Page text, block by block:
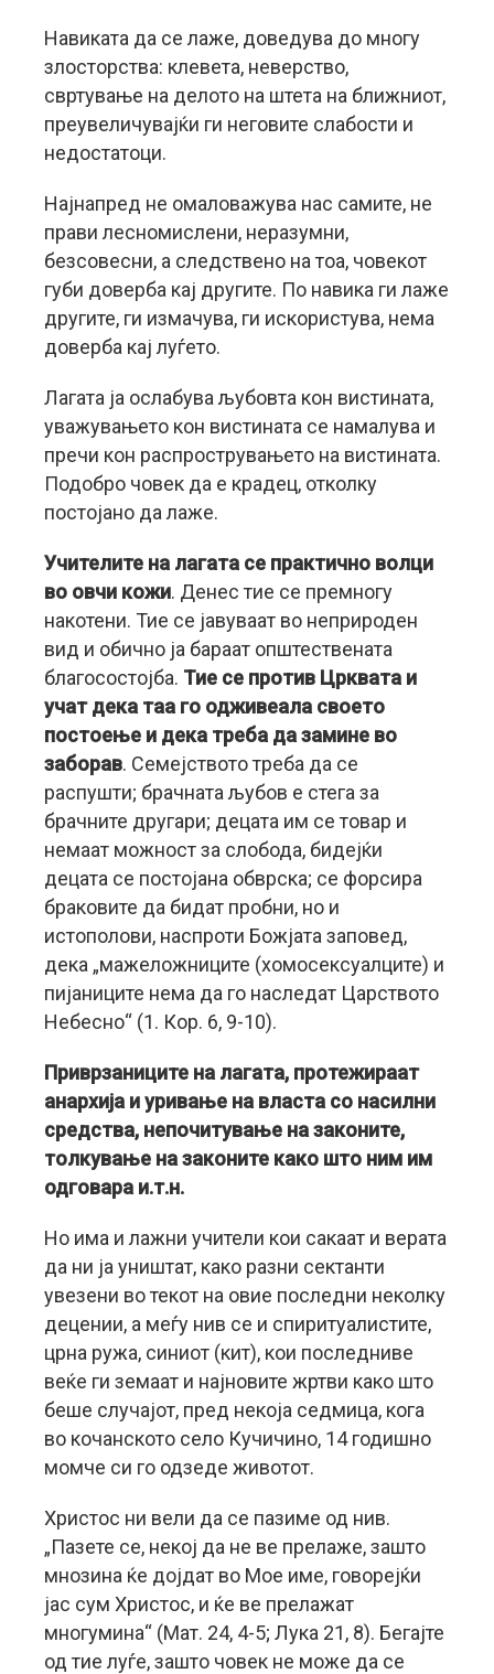
Навиката да се лаже, доведува до многу
злосторства: клевета, неверство,
свртување на делото на штета на ближниот,
преувеличувајќи ги неговите слабости и
недостатоци.
Најнапред не омаловажува нас самите, не
прави лесномислени, неразумни,
безсовесни, а следствено на тоа, човекот
губи доверба кај другите. По навика ги лаже
другите, ги измачува, ги искористува, нема
доверба кај луѓето.
Лагата ја ослабува љубовта кон вистината,
уважувањето кон вистината се намалува и
пречи кон распрострувањето на вистината.
Подобро човек да е крадец, отколку
постојано да лаже.
Учителите на лагата се практично волци
во овчи кожи. Денес тие се премногу
накотени. Тие се јавуваат во неприроден
вид и обично ја бараат општествената
благосостојба. Тие се против Црквата и
учат дека таа го одживеала своето
постоење и дека треба да замине во
заборав. Семејството треба да се
распушти; брачната љубов е стега за
брачните другари; децата им се товар и
немаат можност за слобода, бидејќи
децата се постојана обврска; се форсира
браковите да бидат пробни, но и
истополови, наспроти Божјата заповед,
дека „мажеложниците (хомосексуалците) и
пијаниците нема да го наследат Царството
Небесно“ (1. Кор. 6, 9-10).
Приврзаниците на лагата, протежираат
анархија и уривање на власта со насилни
средства, непочитување на законите,
толкување на законите како што ним им
одговара и.т.н.
Но има и лажни учители кои сакаат и верата
да ни ја уништат, како разни сектанти
увезени во текот на овие последни неколку
децении, а меѓу нив се и спиритуалистите,
црна ружа, синиот (кит), кои последниве
веќе ги земаат и најновите жртви како што
беше случајот, пред некоја седмица, кога
во кочанското село Кучичино, 14 годишно
момче си го одзеде животот.
Христос ни вели да се пазиме од нив.
„Пазете се, некој да не ве прелаже, зашто
мнозина ќе дојдат во Мое име, говорејќи
јас сум Христос, и ќе ве прелажат
многумина“ (Мат. 24, 4-5; Лука 21, 8). Бегајте
од тие луѓе, зашто човек не може да се